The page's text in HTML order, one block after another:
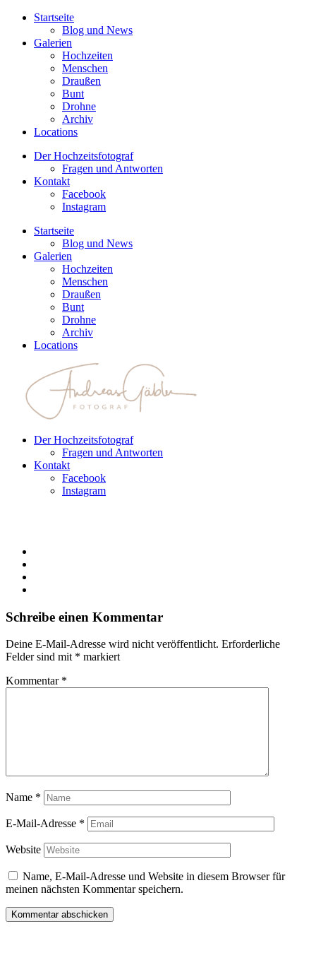
Startseite
Blog und News
Galerien
Hochzeiten
Menschen
Draußen
Bunt
Drohne
Archiv
Locations
Der Hochzeitsfotograf
Fragen und Antworten
Kontakt
Facebook
Instagram
Startseite
Blog und News
Galerien
Hochzeiten
Menschen
Draußen
Bunt
Drohne
Archiv
Locations
Der Hochzeitsfotograf
Fragen und Antworten
Kontakt
Facebook
Instagram
Schreibe einen Kommentar
Deine E-Mail-Adresse wird nicht veröffentlicht. Erforderliche
Felder sind mit * markiert
Kommentar *
Name *
E-Mail-Adresse *
Website
Name, E-Mail-Adresse und Website in diesem Browser für
meinen nächsten Kommentar speichern.